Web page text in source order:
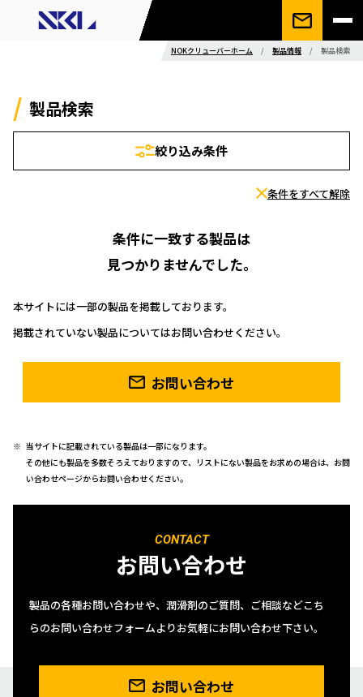
NOKクリューバーホーム / 製品情報 / 製品検索
製品検索
絞り込み条件
条件をすべて解除
条件に一致する製品は
見つかりませんでした。
本サイトには一部の製品を掲載しております。
掲載されていない製品についてはお問い合わせください。
お問い合わせ
当サイトに記載されている製品は一部になります。
その他にも製品を多数そろえておりますので、リストにない製品をお求めの場合は、お問
い合わせページからお問い合わせください。
CONTACT
お問い合わせ
製品の各種お問い合わせや、潤滑剤のご質問、ご相談などこち
らのお問い合わせフォームよりお気軽にお問い合わせ下さい。
お問い合わせ